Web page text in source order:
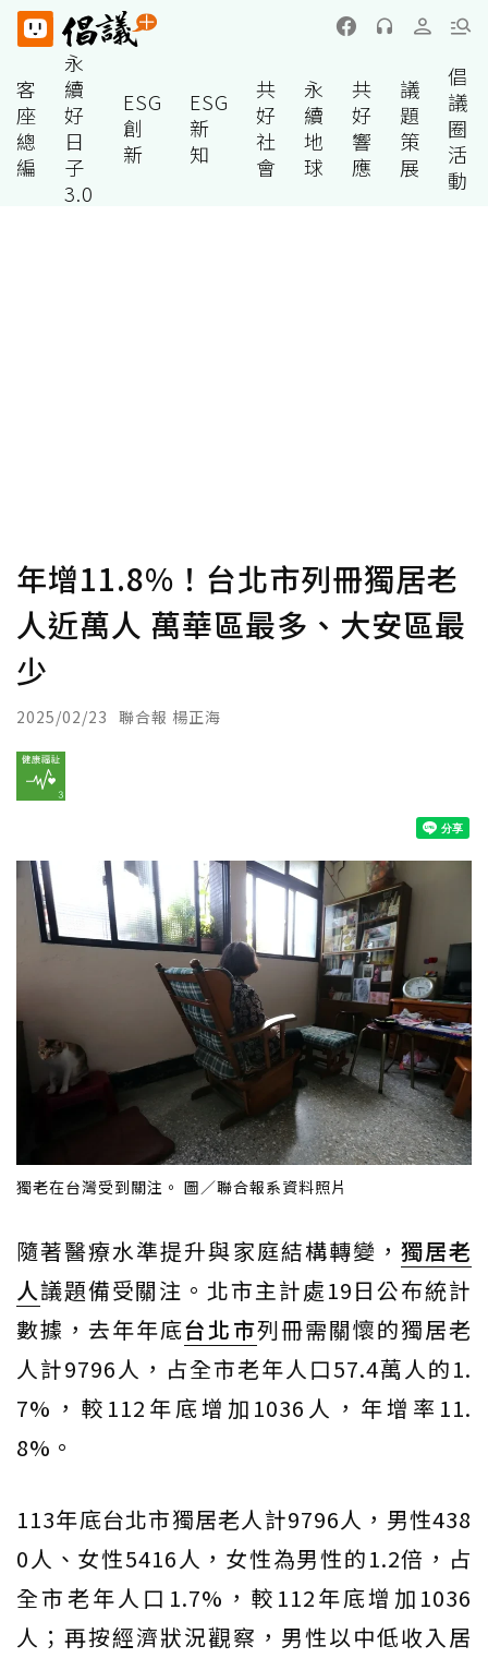
客
座
總
編
永
續
好
日
子
3.0
ESG
創
新
ESG
新
知
共
好
社
會
永
續
地
球
共
好
響
應
議
題
策
展
倡
議
圈
活
動
年增11.8%！台北市列冊獨居老
人近萬人 萬華區最多、大安區最
少
2025/02/23 聯合報 楊正海
獨老在台灣受到關注。 圖／聯合報系資料照片
隨著醫療水準提升與家庭結構轉變， 獨居老
人議題備受關注。北市主計處19日公布統計
數據，去年年底台北市列冊需關懷的獨居老
人計9796人，占全市老年人口57.4萬人的1.
7%，較112年底增加1036人，年增率11.
8%。
113年底台北市獨居老人計9796人，男性438
0人、女性5416人，女性為男性的1.2倍，占
全市老年人口1.7%，較112年底增加1036
人；再按經濟狀況觀察，男性以中低收入居